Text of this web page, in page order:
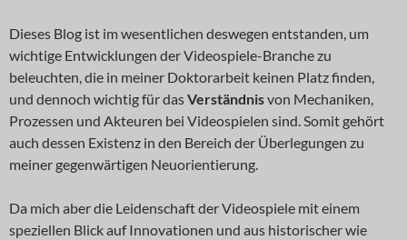
Dieses Blog ist im wesentlichen deswegen entstanden, um
wichtige Entwicklungen der Videospiele-Branche zu
beleuchten, die in meiner Doktorarbeit keinen Platz finden,
und dennoch wichtig für dasVerständnisvon Mechaniken,
Prozessen und Akteuren bei Videospielen sind. Somit gehört
auch dessen Existenz in den Bereich der Überlegungen zu
meiner gegenwärtigen Neuorientierung.
Da mich aber die Leidenschaft der Videospiele mit einem
speziellen Blick auf Innovationen und aus historischer wie